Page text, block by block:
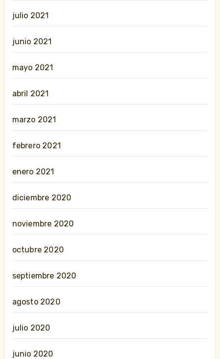
julio 2021
junio 2021
mayo 2021
abril 2021
marzo 2021
febrero 2021
enero 2021
diciembre 2020
noviembre 2020
octubre 2020
septiembre 2020
agosto 2020
julio 2020
junio 2020